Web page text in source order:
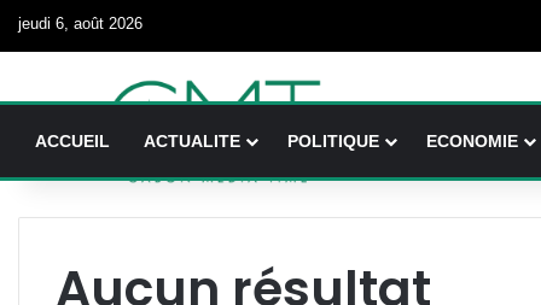
jeudi 6, août 2026
ACCUEIL ACTUALITE POLITIQUE ECONOMIE
Aucun résultat